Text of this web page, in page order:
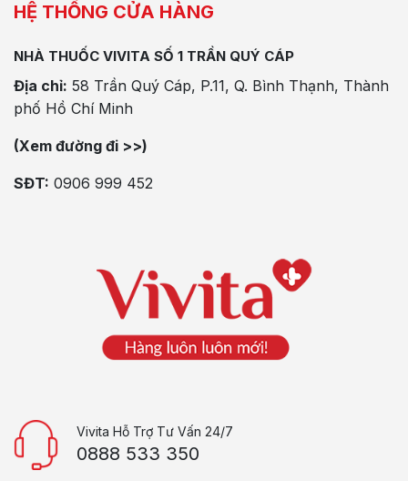
HỆ THỐNG CỬA HÀNG
NHÀ THUỐC VIVITA SỐ 1 TRẦN QUÝ CÁP
Địa chỉ: 58 Trần Quý Cáp, P.11, Q. Bình Thạnh, Thành
phố Hồ Chí Minh
(Xem đường đi >>)
SĐT: 0906 999 452
Vivita Hỗ Trợ Tư Vấn 24/7
0888 533 350